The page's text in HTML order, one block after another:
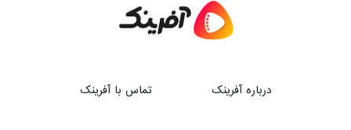
درباره آفرینک تماس با آفرینک